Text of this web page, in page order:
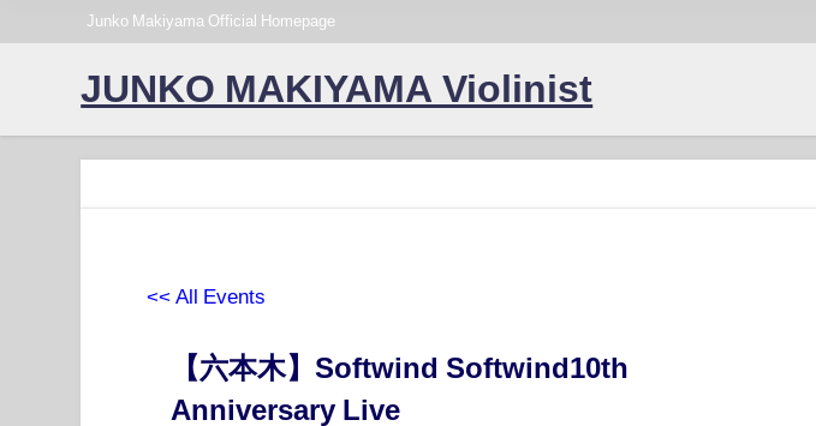
Junko Makiyama Official Homepage
JUNKO MAKIYAMA Violinist
<< All Events
【六本木】Softwind Softwind10th
Anniversary Live